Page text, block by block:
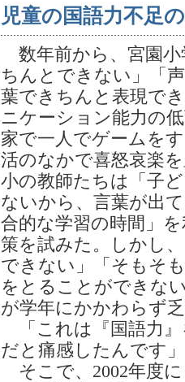
児童の国語力不足
数年前から、宮園小
ちんとできない」「
葉できちんと表現で
ニケーション能力の
家で一人でゲームを
活のなかで喜怒哀楽
小の教師たちは「子
ないから、言葉が出
合的な学習の時間」
策を試みた。しかし
できない」「そもそ
をとることができな
が学年にかかわらず
「これは『国語力
だと痛感したんです
そこで、2002年度